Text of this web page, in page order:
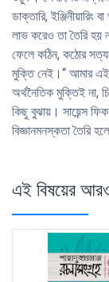
ডাক্তারি,
লাভ করেও তা তৈরি হয়
ফেলে কঠিন, কঠোর
মুক্তি নেই।“ আমার এই
অর্থনৈতিক মুক্তিই না,
কিছু বুঝায়। সায়েন্স
বিজ্ঞানমনস্কতা তৈরি
এই বিষয়ের